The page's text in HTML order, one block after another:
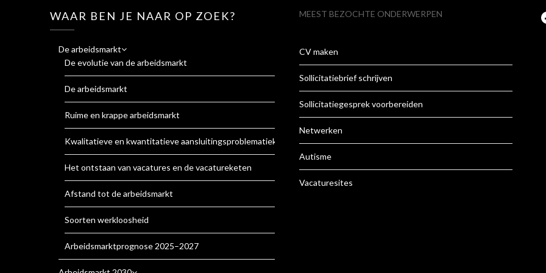
WAAR BEN JE NAAR OP ZOEK?
De arbeidsmarkt
De evolutie van de arbeidsmarkt
De arbeidsmarkt
Ruime en krappe arbeidsmarkt
Kwalitatieve en kwantitatieve aansluitingsproblematiek
Het ontstaan van vacatures en de vacatureketen
Afstand tot de arbeidsmarkt
Soorten werkloosheid
Arbeidsmarktprognose 2025–2027
MEEST BEZOCHTE ONDERWERPEN
CV maken
Sollicitatiebrief schrijven
Sollicitatiegesprek voorbereiden
Netwerken
Autisme
Vacaturesites